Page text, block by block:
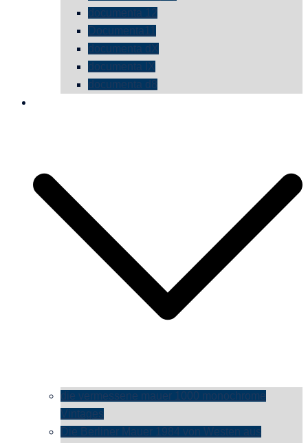
documenta 12
Documenta11
documenta dX
documenta IX
documenta d8
die vermessene mauer 1000 monochrome
Vintages
Die Berliner Mauer 1984 von Westen aus